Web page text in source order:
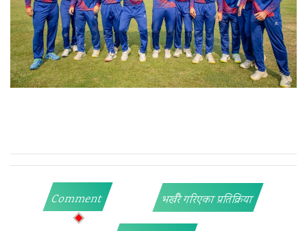
Comment भर्खरै गरिएका प्रतिक्रिया